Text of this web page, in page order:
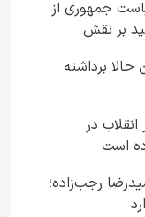
جمهوری از
بر نقش
آگاهی عمومی
برداشته
در
است​
حمیدرضا رجب‌زاده؛